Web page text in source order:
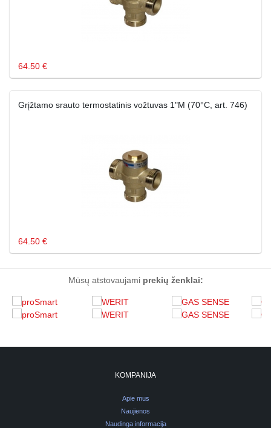
64.50 €
Grįžtamo srauto termostatinis vožtuvas 1"M (70°C, art. 746)
64.50 €
Mūsų atstovaujami prekių ženklai:
KOMPANIJA
Apie mus
Naujienos
Naudinga informacija